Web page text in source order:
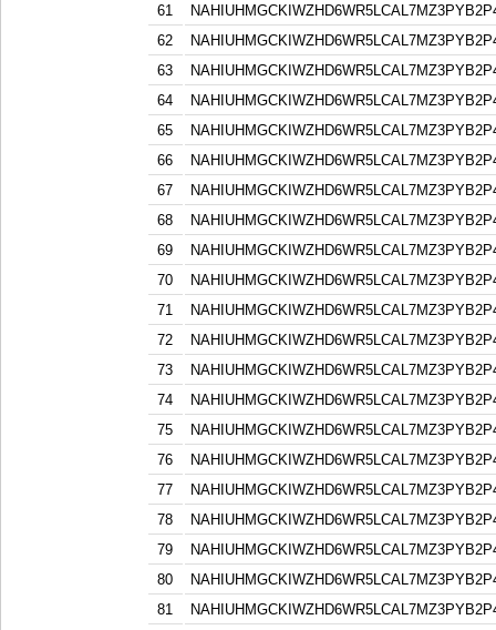
61
62
63
64
65
66
67
68
69
70
71
72
73
74
75
76
77
78
79
80
81